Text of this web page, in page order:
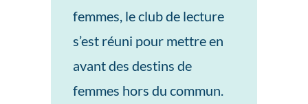
femmes, le club de lecture
s’est réuni pour mettre en
avant des destins de
femmes hors du commun.